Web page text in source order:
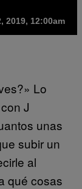
2019, 12:00am
Lo
J
unas
subir un
al
qué cosas